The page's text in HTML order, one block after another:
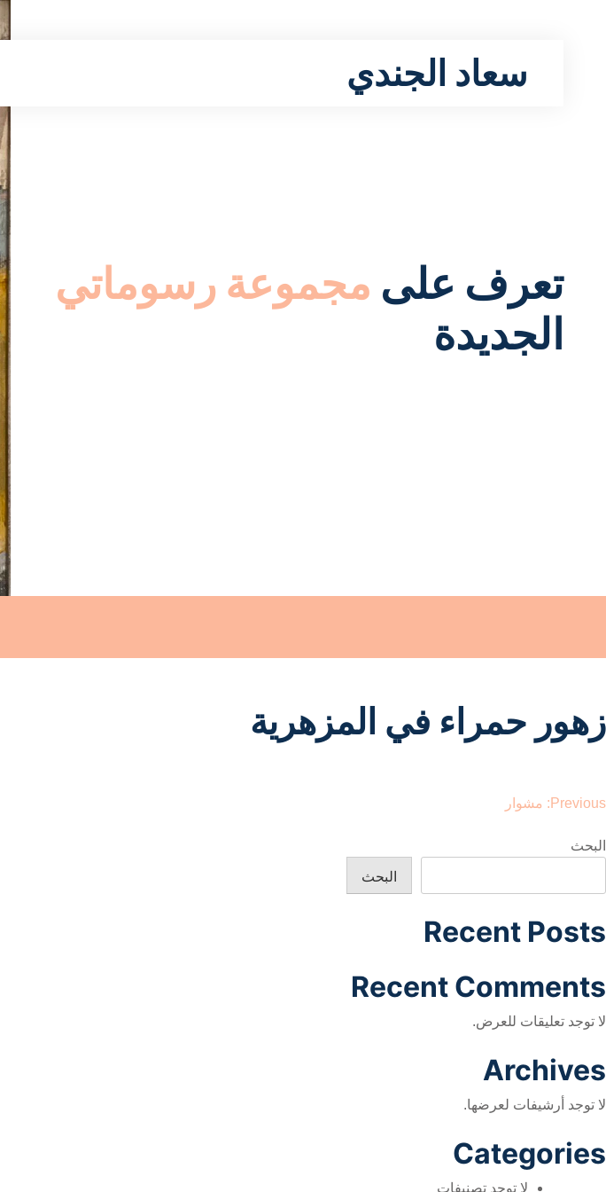
سعاد الجندي
تعرف على مجموعة رسوماتي
الجديدة
زهور حمراء في المزهرية
تصفّح
المقالات
Previous: مشوار
البحث
البحث
Recent Posts
Recent Comments
لا توجد تعليقات للعرض.
Archives
لا توجد أرشيفات لعرضها.
Categories
لا توجد تصنيفات